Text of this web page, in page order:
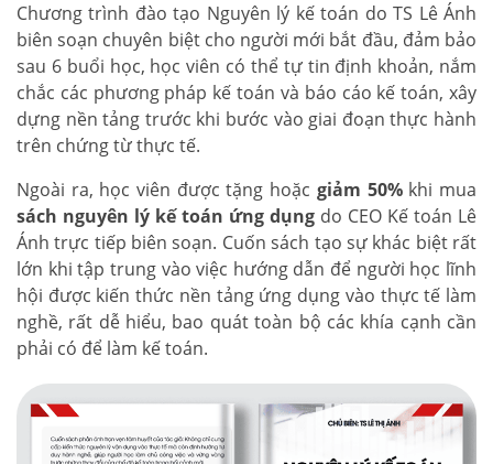
Chương trình đào tạo Nguyên lý kế toán do TS Lê Ánh
biên soạn chuyên biệt cho người mới bắt đầu, đảm bảo
sau 6 buổi học, học viên có thể tự tin định khoản, nắm
chắc các phương pháp kế toán và báo cáo kế toán, xây
dựng nền tảng trước khi bước vào giai đoạn thực hành
trên chứng từ thực tế.
Ngoài ra, học viên được tặng hoặc giảm 50%khi mua
sách nguyên lý kế toán ứng dụng do CEO Kế toán Lê
Ánh trực tiếp biên soạn. Cuốn sách tạo sự khác biệt rất
lớn khi tập trung vào việc hướng dẫn để người học lĩnh
hội được kiến thức nền tảng ứng dụng vào thực tế làm
nghề, rất dễ hiểu, bao quát toàn bộ các khía cạnh cần
phải có để làm kế toán.